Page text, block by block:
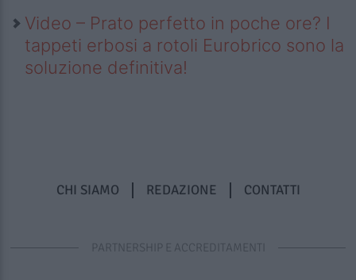
Video – Prato perfetto in poche ore? I
tappeti erbosi a rotoli Eurobrico sono la
soluzione definitiva!
CHI SIAMO REDAZIONE CONTATTI
PARTNERSHIP E ACCREDITAMENTI